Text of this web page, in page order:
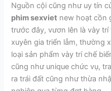
Nguồn cội cũng như uy tín
phim sexviet new hoạt cồn
trước đây, vươn lên là vày
xuyên gia triển lẵm, thường
loại sản phẩm vày trí chế
cũng như unique chức vụ,
ra trái đất cũng như thừa